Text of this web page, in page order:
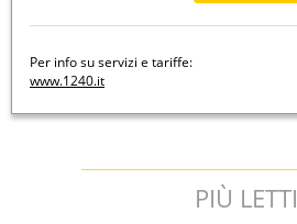
Per info su servizi e tariffe:
www.1240.it
PIÙ LETTI